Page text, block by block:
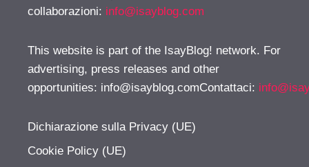
collaborazioni: info@isayblog.com
This website is part of the IsayBlog! network. For
advertising, press releases and other
opportunities: info@isayblog.comContattaci:
Dichiarazione sulla Privacy (UE)
Cookie Policy (UE)